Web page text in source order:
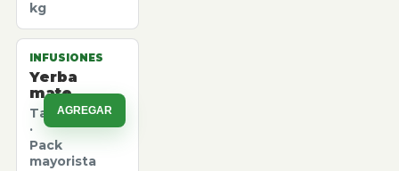
kg
INFUSIONES
Yerba
mate
Taragui
·
Pack
mayorista
AGREGAR